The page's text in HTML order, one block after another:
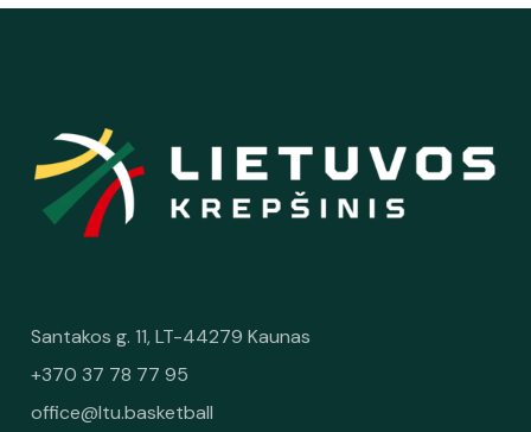
Santakos g. 11, LT-44279 Kaunas
+370 37 78 77 95
office@ltu.basketball